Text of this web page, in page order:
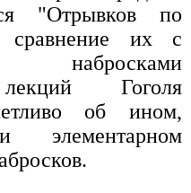
"Отрывков по
их с
набросками
лекций Гоголя
об ином,